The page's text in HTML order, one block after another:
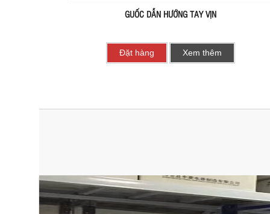
GUỐC DẪN HƯỚNG TAY VỊN
Đặt hàng Xem thêm